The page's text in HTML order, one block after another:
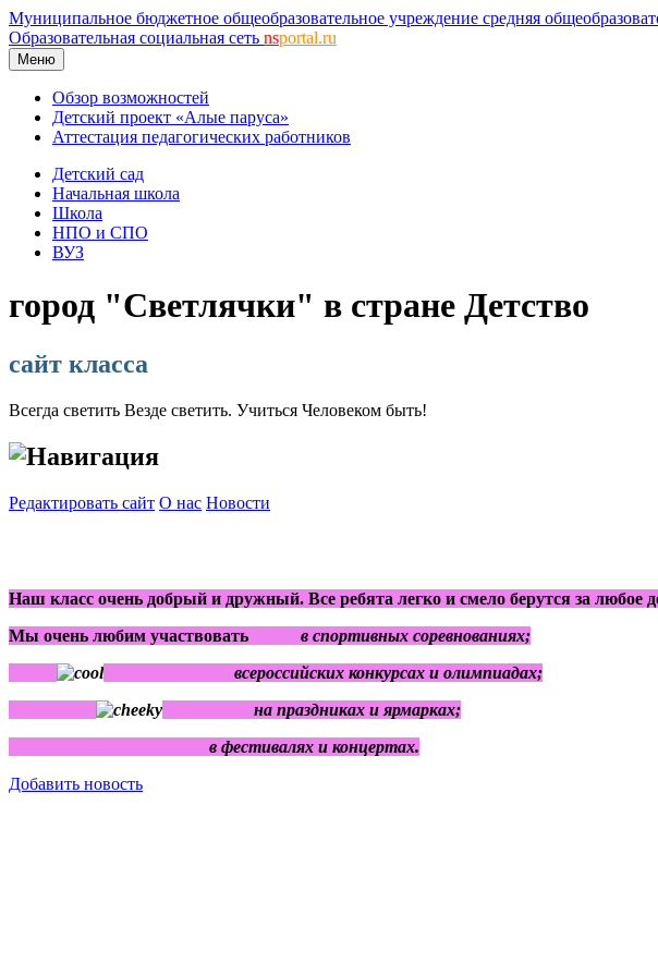
Муниципальное бюджетное общеобразовательное учреждение средняя
Образовательная социальная сеть nsportal.ru
Меню
Обзор возможностей
Детский проект «Алые паруса»
Аттестация педагогических работников
Детский сад
Начальная школа
Школа
НПО и СПО
ВУЗ
город "Светлячки" в стране Детство
сайт класса
Всегда светить Везде светить. Учиться Человеком быть!
Навигация
Редактировать сайт О нас Новости
Наш класс очень добрый и дружный. Все ребята легко и смело берутся за
Мы очень любим участвовать в спортивных соревнованиях;
всероссийских конкурсах и олимпиадах;
на праздниках и ярмарках;
в фестивалях и концертах.
Добавить новость